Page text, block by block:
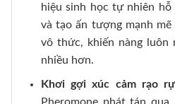
hiệu sinh học tự nhiên
và tạo ấn tượng mạnh
vô thức, khiến nàng luôn
nhiều hơn.
Khơi gợi xúc cảm rạo